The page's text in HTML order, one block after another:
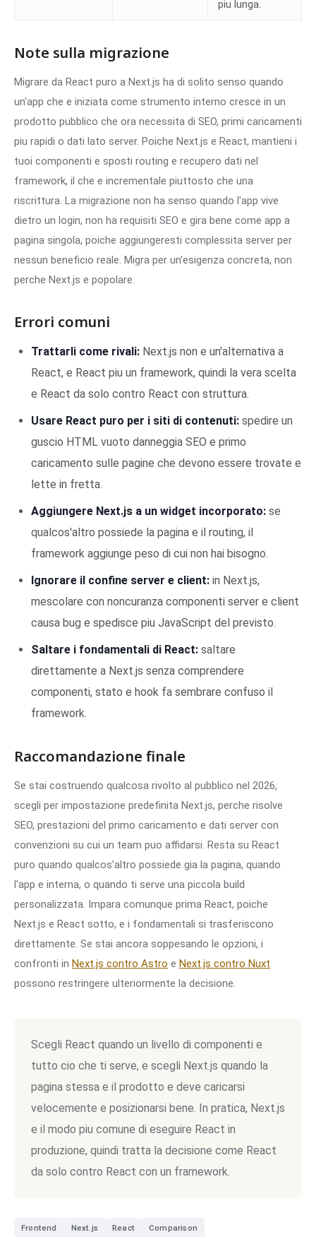
piu lunga.
Note sulla migrazione
Migrare da React puro a Next.js ha di solito senso quando
un'app che e iniziata come strumento interno cresce in un
prodotto pubblico che ora necessita di SEO, primi caricamenti
piu rapidi o dati lato server. Poiche Next.js e React, mantieni i
tuoi componenti e sposti routing e recupero dati nel
framework, il che e incrementale piuttosto che una
riscrittura. La migrazione non ha senso quando l'app vive
dietro un login, non ha requisiti SEO e gira bene come app a
pagina singola, poiche aggiungeresti complessita server per
nessun beneficio reale. Migra per un'esigenza concreta, non
perche Next.js e popolare.
Errori comuni
Trattarli come rivali: Next.js non e un'alternativa a
React, e React piu un framework, quindi la vera scelta
e React da solo contro React con struttura.
Usare React puro per i siti di contenuti: spedire un
guscio HTML vuoto danneggia SEO e primo
caricamento sulle pagine che devono essere trovate e
lette in fretta.
Aggiungere Next.js a un widget incorporato: se
qualcos'altro possiede la pagina e il routing, il
framework aggiunge peso di cui non hai bisogno.
Ignorare il confine server e client: in Next.js,
mescolare con noncuranza componenti server e client
causa bug e spedisce piu JavaScript del previsto.
Saltare i fondamentali di React: saltare
direttamente a Next.js senza comprendere
componenti, stato e hook fa sembrare confuso il
framework.
Raccomandazione finale
Se stai costruendo qualcosa rivolto al pubblico nel 2026,
scegli per impostazione predefinita Next.js, perche risolve
SEO, prestazioni del primo caricamento e dati server con
convenzioni su cui un team puo affidarsi. Resta su React
puro quando qualcos'altro possiede gia la pagina, quando
l'app e interna, o quando ti serve una piccola build
personalizzata. Impara comunque prima React, poiche
Next.js e React sotto, e i fondamentali si trasferiscono
direttamente. Se stai ancora soppesando le opzioni, i
confronti in Next.js contro Astro e Next.js contro Nuxt
possono restringere ulteriormente la decisione.
Scegli React quando un livello di componenti e
tutto cio che ti serve, e scegli Next.js quando la
pagina stessa e il prodotto e deve caricarsi
velocemente e posizionarsi bene. In pratica, Next.js
e il modo piu comune di eseguire React in
produzione, quindi tratta la decisione come React
da solo contro React con un framework.
Frontend Next.js React Comparison